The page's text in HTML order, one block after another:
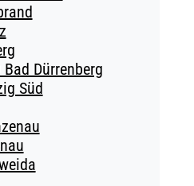
Dürrenberg
Süd